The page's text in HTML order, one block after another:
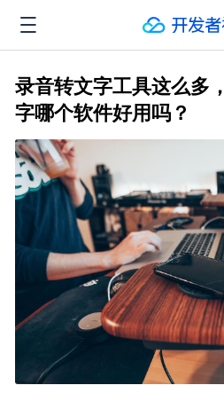
录音转文字工具这么多
字哪个软件好用吗？